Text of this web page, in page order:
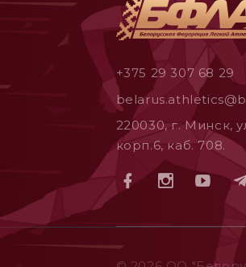
+375 29 307 68 29
220030, г. Минск,
корп.6, каб. 708.